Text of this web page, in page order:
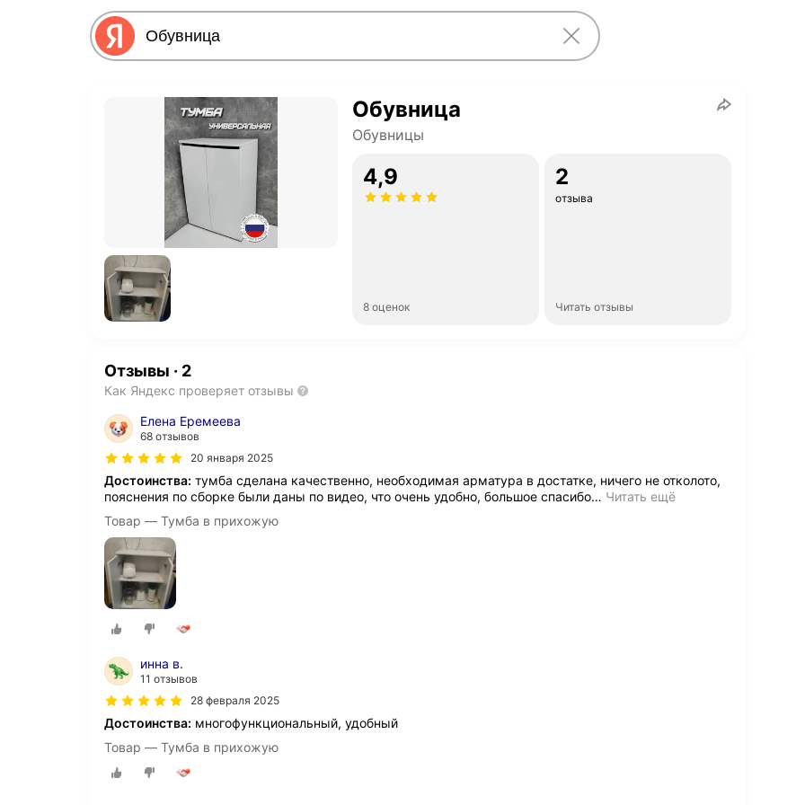
Обувница
Обувницы
4,9
8 оценок
2
отзыва
Читать отзывы
Отзывы · 2
Как Яндекс проверяет отзывы
Елена Еремеева
68 отзывов
20 января 2025
Достоинства: тумба сделана качественно, необходимая арматура в достатке, ничего не отколото,
пояснения по сборке были даны по видео, что очень удобно, большое спасибо… Читать ещё
Товар — Тумба в прихожую
инна в.
11 отзывов
28 февраля 2025
Достоинства: многофункциональный, удобный
Товар — Тумба в прихожую